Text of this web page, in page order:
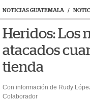
NOTICIAS GUATEMALA /
Heridos: Los
atacados
tienda
Con información de Rudy
Colaborador